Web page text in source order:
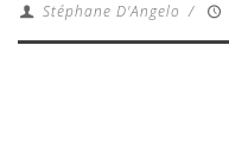
Stéphane D'Angelo /